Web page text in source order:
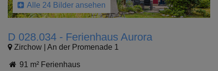
Alle 24 Bilder ansehen
D 028.034 - Ferienhaus Aurora
Zirchow | An der Promenade 1
91 m² Ferienhaus